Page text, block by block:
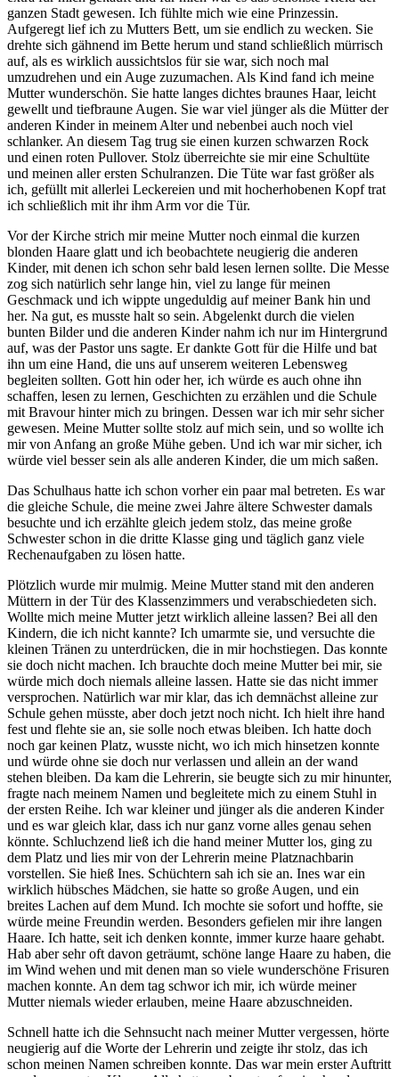
ganzen Stadt gewesen. Ich fühlte mich wie eine Prinzessin.
Aufgeregt lief ich zu Mutters Bett, um sie endlich zu wecken. Sie
drehte sich gähnend im Bette herum und stand schließlich mürrisch
auf, als es wirklich aussichtslos für sie war, sich noch mal
umzudrehen und ein Auge zuzumachen. Als Kind fand ich meine
Mutter wunderschön. Sie hatte langes dichtes braunes Haar, leicht
gewellt und tiefbraune Augen. Sie war viel jünger als die Mütter der
anderen Kinder in meinem Alter und nebenbei auch noch viel
schlanker. An diesem Tag trug sie einen kurzen schwarzen Rock
und einen roten Pullover. Stolz überreichte sie mir eine Schultüte
und meinen aller ersten Schulranzen. Die Tüte war fast größer als
ich, gefüllt mit allerlei Leckereien und mit hocherhobenen Kopf trat
ich schließlich mit ihr ihm Arm vor die Tür.
Vor der Kirche strich mir meine Mutter noch einmal die kurzen
blonden Haare glatt und ich beobachtete neugierig die anderen
Kinder, mit denen ich schon sehr bald lesen lernen sollte. Die Messe
zog sich natürlich sehr lange hin, viel zu lange für meinen
Geschmack und ich wippte ungeduldig auf meiner Bank hin und
her. Na gut, es musste halt so sein. Abgelenkt durch die vielen
bunten Bilder und die anderen Kinder nahm ich nur im Hintergrund
auf, was der Pastor uns sagte. Er dankte Gott für die Hilfe und bat
ihn um eine Hand, die uns auf unserem weiteren Lebensweg
begleiten sollten. Gott hin oder her, ich würde es auch ohne ihn
schaffen, lesen zu lernen, Geschichten zu erzählen und die Schule
mit Bravour hinter mich zu bringen. Dessen war ich mir sehr sicher
gewesen. Meine Mutter sollte stolz auf mich sein, und so wollte ich
mir von Anfang an große Mühe geben. Und ich war mir sicher, ich
würde viel besser sein als alle anderen Kinder, die um mich saßen.
Das Schulhaus hatte ich schon vorher ein paar mal betreten. Es war
die gleiche Schule, die meine zwei Jahre ältere Schwester damals
besuchte und ich erzählte gleich jedem stolz, das meine große
Schwester schon in die dritte Klasse ging und täglich ganz viele
Rechenaufgaben zu lösen hatte.
Plötzlich wurde mir mulmig. Meine Mutter stand mit den anderen
Müttern in der Tür des Klassenzimmers und verabschiedeten sich.
Wollte mich meine Mutter jetzt wirklich alleine lassen? Bei all den
Kindern, die ich nicht kannte? Ich umarmte sie, und versuchte die
kleinen Tränen zu unterdrücken, die in mir hochstiegen. Das konnte
sie doch nicht machen. Ich brauchte doch meine Mutter bei mir, sie
würde mich doch niemals alleine lassen. Hatte sie das nicht immer
versprochen. Natürlich war mir klar, das ich demnächst alleine zur
Schule gehen müsste, aber doch jetzt noch nicht. Ich hielt ihre hand
fest und flehte sie an, sie solle noch etwas bleiben. Ich hatte doch
noch gar keinen Platz, wusste nicht, wo ich mich hinsetzen konnte
und würde ohne sie doch nur verlassen und allein an der wand
stehen bleiben. Da kam die Lehrerin, sie beugte sich zu mir hinunter,
fragte nach meinem Namen und begleitete mich zu einem Stuhl in
der ersten Reihe. Ich war kleiner und jünger als die anderen Kinder
und es war gleich klar, dass ich nur ganz vorne alles genau sehen
könnte. Schluchzend ließ ich die hand meiner Mutter los, ging zu
dem Platz und lies mir von der Lehrerin meine Platznachbarin
vorstellen. Sie hieß Ines. Schüchtern sah ich sie an. Ines war ein
wirklich hübsches Mädchen, sie hatte so große Augen, und ein
breites Lachen auf dem Mund. Ich mochte sie sofort und hoffte, sie
würde meine Freundin werden. Besonders gefielen mir ihre langen
Haare. Ich hatte, seit ich denken konnte, immer kurze haare gehabt.
Hab aber sehr oft davon geträumt, schöne lange Haare zu haben, die
im Wind wehen und mit denen man so viele wunderschöne Frisuren
machen konnte. An dem tag schwor ich mir, ich würde meiner
Mutter niemals wieder erlauben, meine Haare abzuschneiden.
Schnell hatte ich die Sehnsucht nach meiner Mutter vergessen, hörte
neugierig auf die Worte der Lehrerin und zeigte ihr stolz, das ich
schon meinen Namen schreiben konnte. Das war mein erster Auftritt